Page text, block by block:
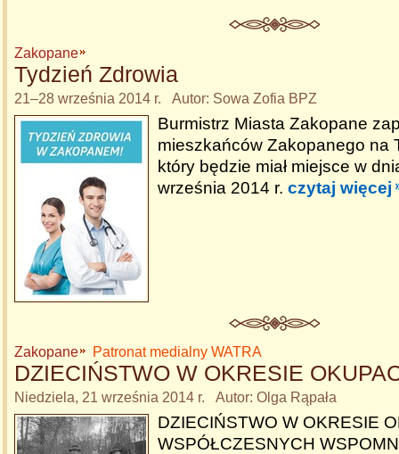
Zakopane
Tydzień Zdrowia
21–28 września 2014 r. Autor: Sowa Zofia BPZ
Burmistrz Miasta Zakopane
mieszkańców Zakopanego na
który będzie miał miejsce w
września 2014 r. czytaj więcej
Zakopane Patronat medialny WATRA
DZIECIŃSTWO W OKRESIE
Niedziela, 21 września 2014 r. Autor: Olga Rąpała
DZIECIŃSTWO W OKRESIE
WSPÓŁCZESNYCH